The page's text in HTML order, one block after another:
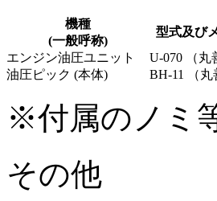
機種
(一般呼称)
型式及び
エンジン油圧ユニット
U-070 （丸
油圧ピック (本体)
BH-11 （丸
※付属のノミ
その他